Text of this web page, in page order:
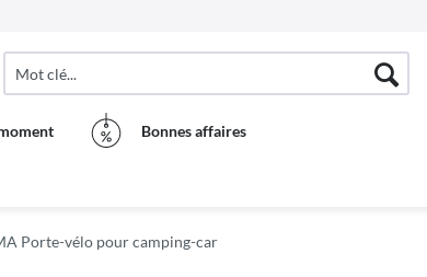
Bonnes affaires
Porte-vélo pour camping-car